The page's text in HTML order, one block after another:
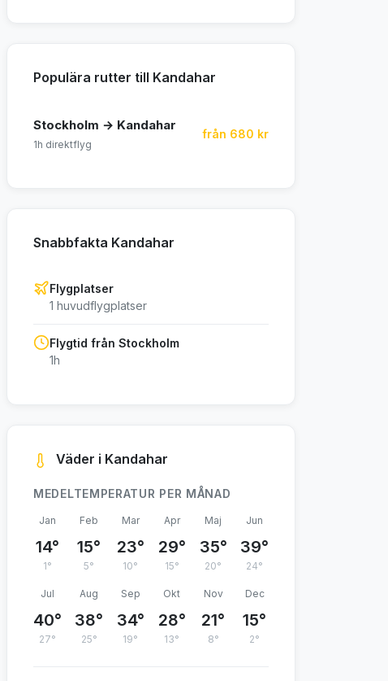
Populära rutter till Kandahar
Stockholm → Kandahar
1h direktflyg
från 680 kr
Snabbfakta Kandahar
Flygplatser
1 huvudflygplatser
Flygtid från Stockholm
1h
Väder i Kandahar
MEDELTEMPERATUR PER MÅNAD
Jan
14°
1°
Feb
15°
5°
Mar
23°
10°
Apr
29°
15°
Maj
35°
20°
Jun
39°
24°
Jul
40°
27°
Aug
38°
25°
Sep
34°
19°
Okt
28°
13°
Nov
21°
8°
Dec
15°
2°